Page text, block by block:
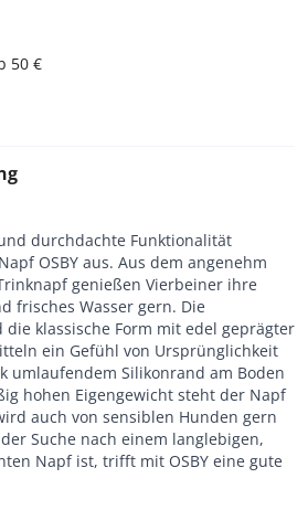
50 €
durchdachte Funktionalität
OSBY aus. Aus dem angenehm
genießen Vierbeiner ihre
frisches Wasser gern. Die
klassische Form mit edel geprägter
ein Gefühl von Ursprünglichkeit
umlaufendem Silikonrand am Boden
hohen Eigengewicht steht der Napf
auch von sensiblen Hunden gern
Suche nach einem langlebigen,
Napf ist, trifft mit OSBY eine gute